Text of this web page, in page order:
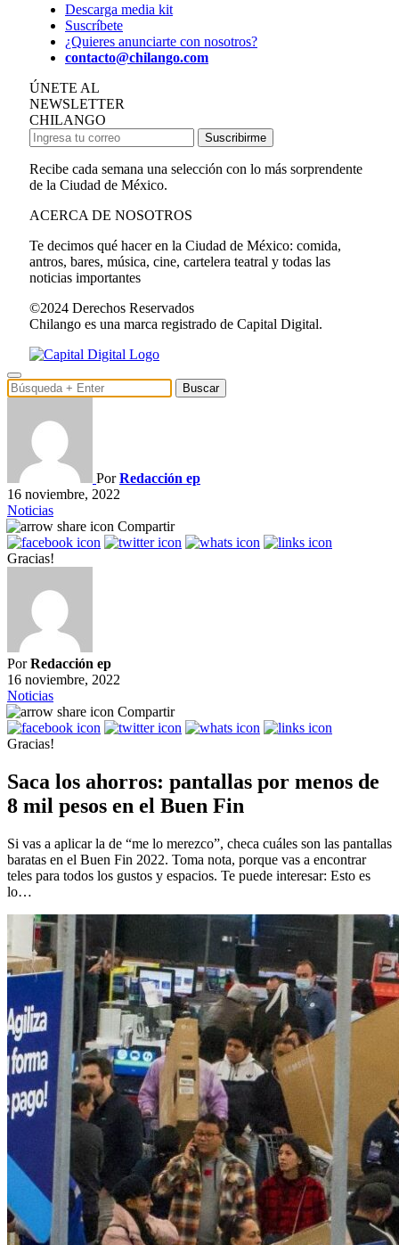
Descarga media kit
Suscríbete
¿Quieres anunciarte con nosotros?
contacto@chilango.com
ÚNETE AL
NEWSLETTER
CHILANGO
Suscribirme
Recibe cada semana una selección con lo más sorprendente
de la Ciudad de México.
ACERCA DE NOSOTROS
Te decimos qué hacer en la Ciudad de México: comida,
antros, bares, música, cine, cartelera teatral y todas las
noticias importantes
©2024 Derechos Reservados
Chilango es una marca registrado de Capital Digital.
Buscar
PorRedacción ep
16 noviembre, 2022
Noticias
Compartir
Gracias!
PorRedacción ep
16 noviembre, 2022
Noticias
Compartir
Gracias!
Saca los ahorros: pantallas por menos de
8 mil pesos en el Buen Fin
Si vas a aplicar la de “me lo merezco”, checa cuáles son las pantallas
baratas en el Buen Fin 2022. Toma nota, porque vas a encontrar
teles para todos los gustos y espacios. Te puede interesar: Esto es
lo…